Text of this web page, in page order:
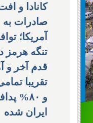
کانادا و
صادرات به
آمریکا؛
تنگه هرمز
قدم آخر و
تقریبا
و ۸۰%
ایران شده